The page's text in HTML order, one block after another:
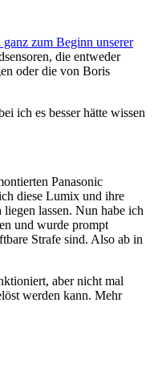
zum Beginn unserer
die entweder
oder die von Boris
ich es besser hätte wissen
Panasonic
diese Lumix und ihre
lassen. Nun habe ich
und wurde prompt
Strafe sind. Also ab in
aber nicht mal
werden kann. Mehr